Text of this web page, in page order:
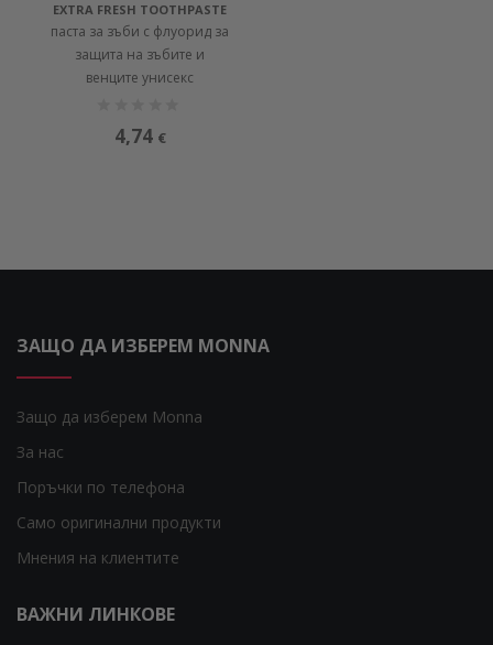
EXTRA FRESH TOOTHPASTE
паста за зъби с флуорид за
защита на зъбите и
венците унисекс
4,74 €
ЗАЩО ДА ИЗБЕРЕМ MONNA
Защо да изберем Monna
За нас
Поръчки по телефона
Само оригинални продукти
Мнения на клиентите
ВАЖНИ ЛИНКОВЕ